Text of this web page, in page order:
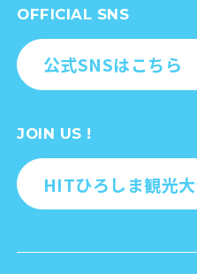
OFFICIAL SNS
公式SNSはこちら
JOIN US !
HITひろしま観光大